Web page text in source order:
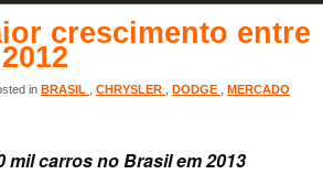
crescimento entre
in BRASIL CHRYSLER DODGE MERCADO
carros no Brasil em 2013